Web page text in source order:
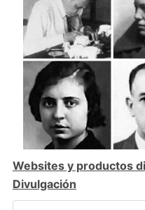
Websites y productos
Divulgación